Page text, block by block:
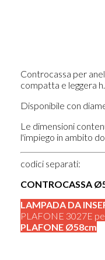
Controcassa per
compatta e leggera
Disponibile con
Le dimensioni
l'impiego in ambito
codici separati:
CONTROCASSA
LAMPADA DA
PLAFONE 3027E
PLAFONE Ø58cm